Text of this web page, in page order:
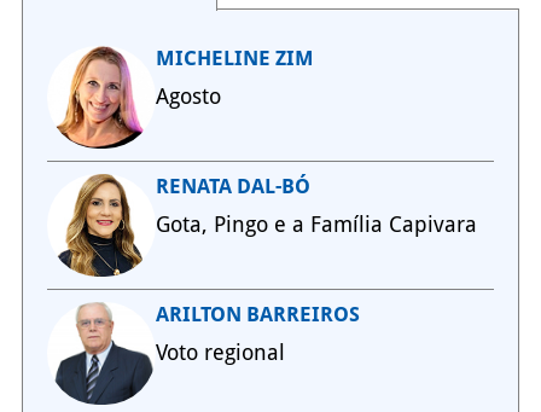
MICHELINE ZIM
Agosto
RENATA DAL-BÓ
Gota, Pingo e a Família Capivara
ARILTON BARREIROS
Voto regional